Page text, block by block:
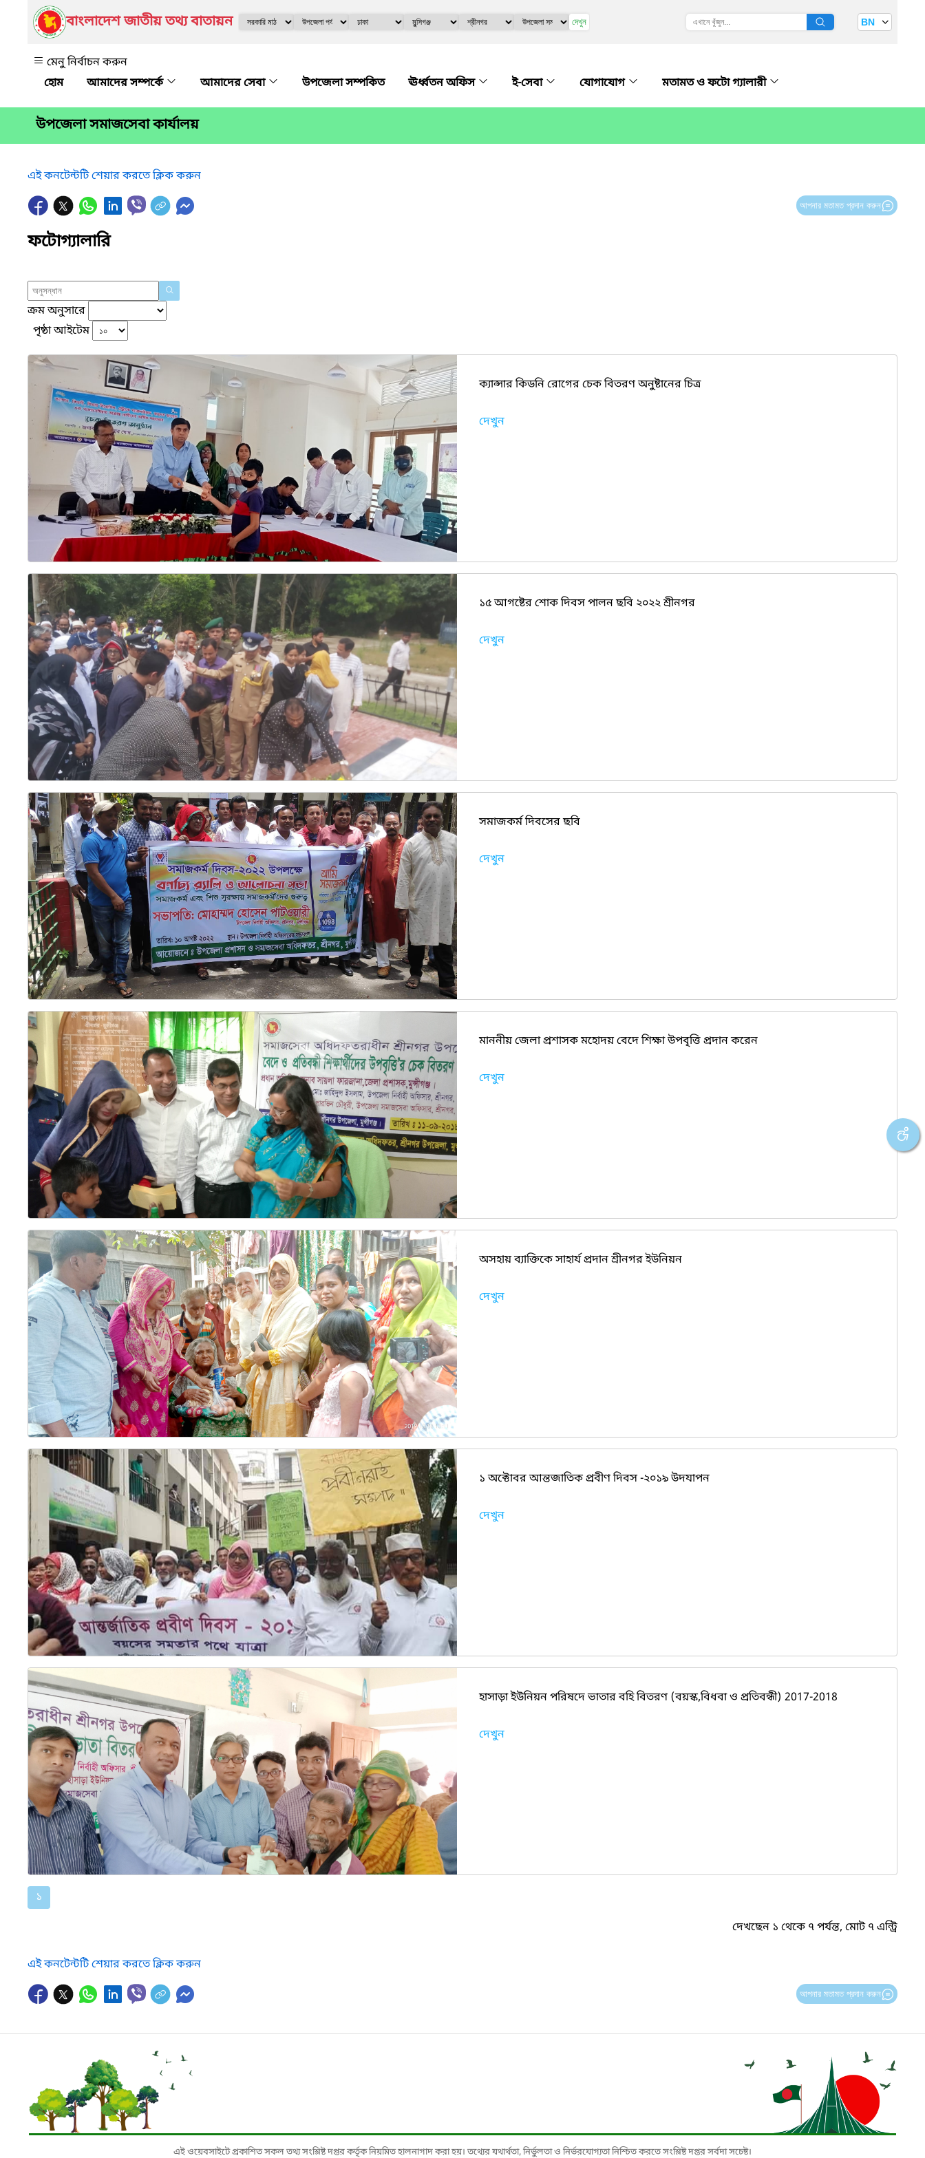
বাংলাদেশ জাতীয় তথ্য বাতায়ন দেখুন BN
মেনু নির্বাচন করুন
আমাদের সম্পর্কে
আমাদের সেবা উপজেলা সম্পকিত ঊর্ধ্বতন অফিস ই-সেবা যোগাযোগ মতামত ও ফটো গ্যালারী
উপজেলা সমাজসেবা কার্যালয়
এই কনটেন্টটি শেয়ার করতে ক্লিক করুন
আপনার মতামত প্রদান করুন
ফটোগ্যালারি
ক্রম অনুসারে
পৃষ্ঠা আইটেম
ক্যান্সার কিডনি রোগের চেক বিতরণ অনুষ্টানের চিত্র
দেখুন
১৫ আগষ্টের শোক দিবস পালন ছবি ২০২২ শ্রীনগর
দেখুন
সমাজকর্ম ‍দিবসের ছবি
দেখুন
মাননীয় জেলা প্রশাসক মহোদয় বেদে শিক্ষা উপবৃত্তি প্রদান করেন
দেখুন
অসহায় ব্যাক্তিকে সাহার্য প্রদান শ্রীনগর ইউনিয়ন
দেখুন
১ অক্টোবর আন্তজাতিক প্রবীণ ‍দিবস -২০১৯ উদযাপন
দেখুন
হাসাড়া ইউনিয়ন পরিষদে ভাতার বহি বিতরণ (বয়স্ক,বিধবা ও প্রতিবন্ধী) 2017-2018
দেখুন
১
দেখছেন ১ থেকে ৭ পর্যন্ত, মোট ৭ এন্ট্রি
এই কনটেন্টটি শেয়ার করতে ক্লিক করুন
আপনার মতামত প্রদান করুন
এই ওয়েবসাইটে প্রকাশিত সকল তথ্য সংশ্লিষ্ট দপ্তর কর্তৃক নিয়মিত হালনাগাদ করা হয়। তথ্যের যথার্থতা, নির্ভুলতা ও নির্ভরযোগ্যতা নিশ্চিত করতে সংশ্লিষ্ট দপ্তর সর্বদা সচেষ্ট।